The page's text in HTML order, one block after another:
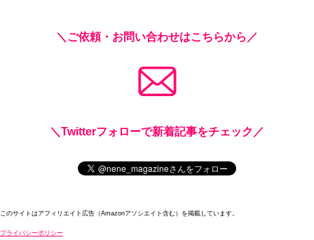
＼ご依頼・お問い合わせはこちらから／
＼Twitterフォローで新着記事をチェック／
このサイトはアフィリエイト広告（Amazonアソシエイト含む）を掲載しています。
プライバシーポリシー